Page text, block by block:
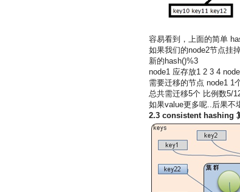
容易看到，上面的简单
如果我们的node2节点挂
新的hash()%3
node1 应存放1 2 3 4
需要迁移的节点 node1 1
总共需迁移5个 比例数5/
如果value更多呢..后果不
2.3 consistent hashing